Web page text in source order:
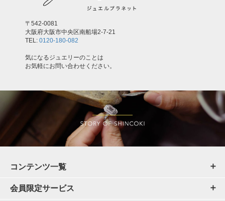
〒542-0081
大阪府大阪市中央区南船場2-7-21
TEL: 0120-180-082
気になるジュエリーのことは
お気軽にお問い合わせください。
コンテンツ一覧
会員限定サービス